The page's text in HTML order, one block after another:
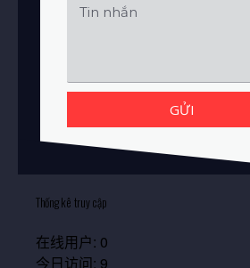
GỬI
Thống kê truy cập
在线用户: 0
今日访问: 9